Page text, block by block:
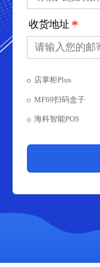
收货地址 *
店掌柜Plus
MF69扫码盒子
海科智能POS